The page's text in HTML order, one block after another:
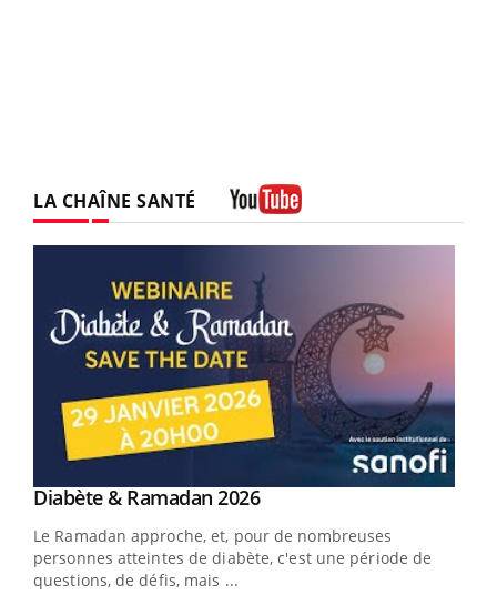
LA CHAÎNE SANTÉ
Youtube
Diabète & Ramadan 2026Youtube
Le Ramadan approche, et, pour de nombreuses
personnes atteintes de diabète, c'est une période de
questions, de défis, mais ...
Youtube
Un « jumeau numérique » pour faciliter l’accès
Un établissement lié à un groupe mutualiste innove en
matière de bilan de santé : l'utilisation d'un « jumeau